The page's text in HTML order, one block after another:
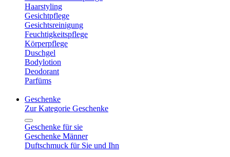
Haarstyling
Gesichtpflege
Gesichtsreinigung
Feuchtigkeitspflege
Körperpflege
Duschgel
Bodylotion
Deodorant
Parfüms
Geschenke
Zur Kategorie Geschenke
Geschenke für sie
Geschenke Männer
Duftschmuck für Sie und Ihn